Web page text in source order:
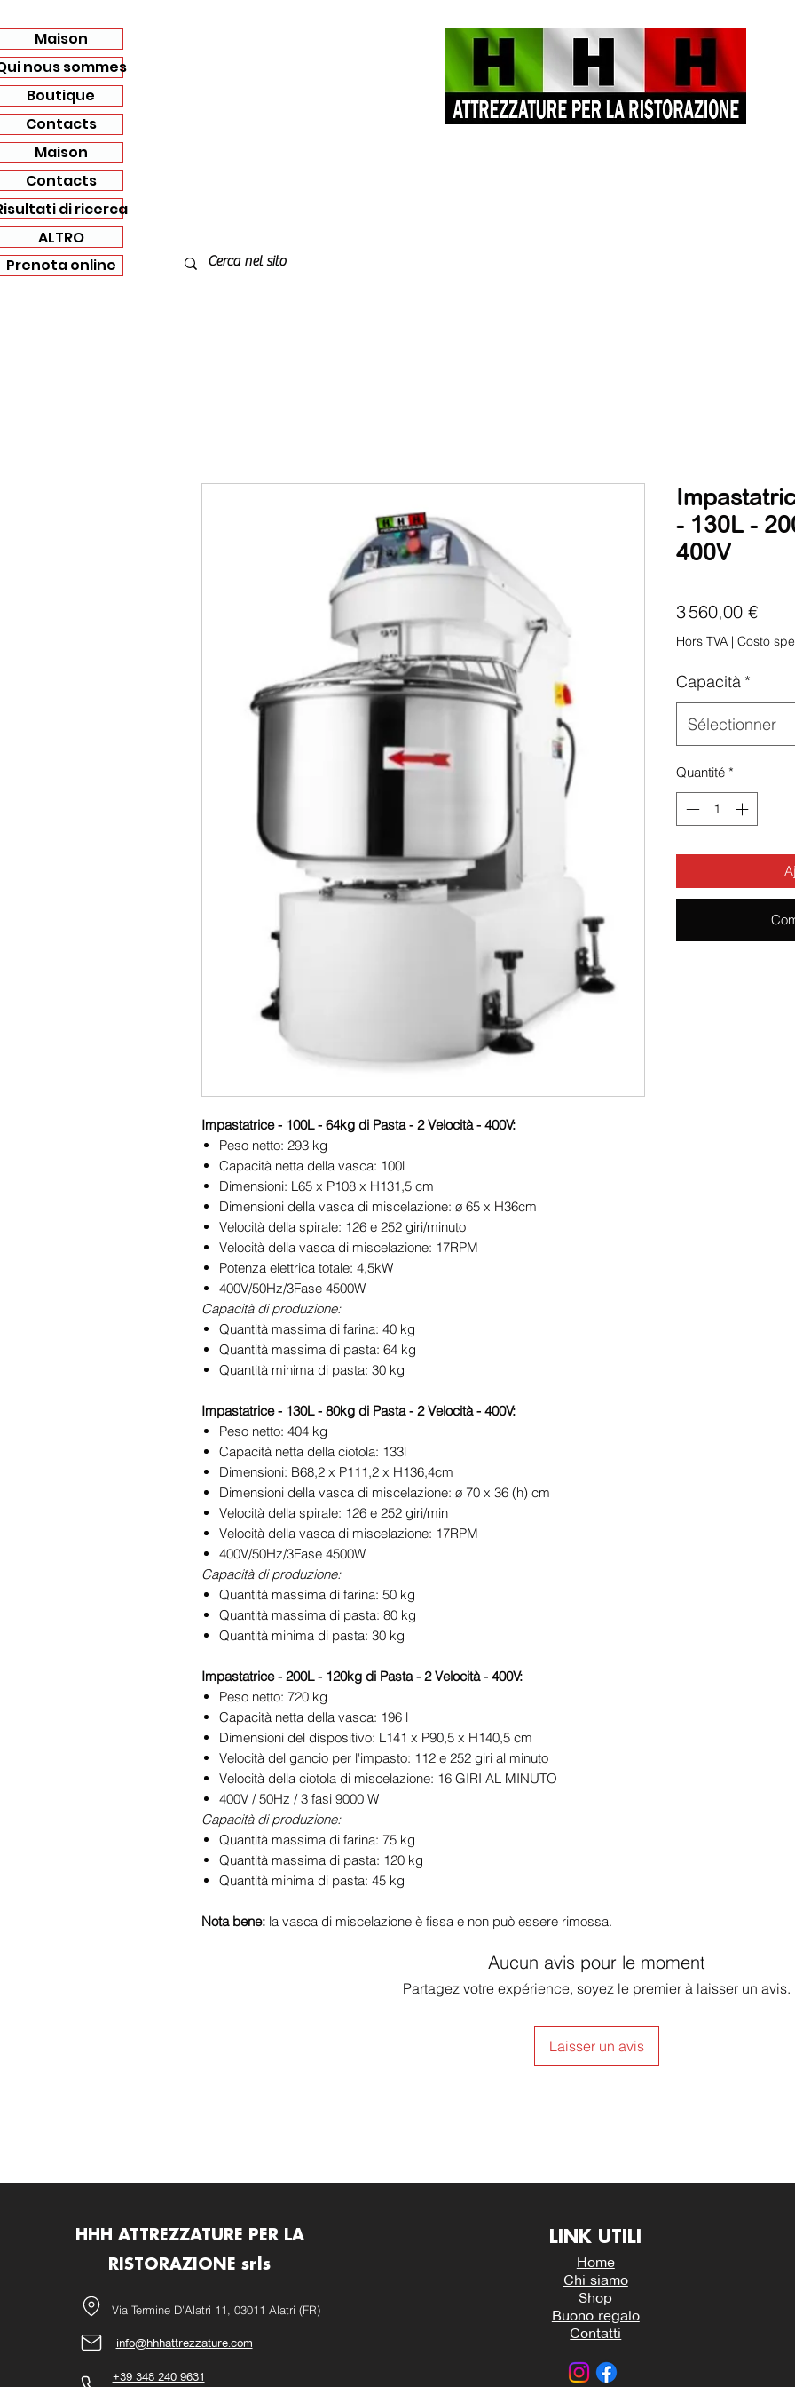
Maison
nous sommes
Boutique
Contacts
Maison
Contacts
di ricerca
ALTRO
Prenota online
Impastatrice - 100L - 64kg di Pasta - 2 Velocità - 400V:
Peso netto: 293 kg
Capacità netta della vasca: 100l
Dimensioni: L65 x P108 x H131,5 cm
Dimensioni della vasca di miscelazione: ø 65 x H36cm
Velocità della spirale: 126 e 252 giri/minuto
Velocità della vasca di miscelazione: 17RPM
Potenza elettrica totale: 4,5kW
400V/50Hz/3Fase 4500W
Capacità di produzione:
Quantità massima di farina: 40 kg
Quantità massima di pasta: 64 kg
Quantità minima di pasta: 30 kg
Impastatrice - 130L - 80kg di Pasta - 2 Velocità - 400V:
Peso netto: 404 kg
Capacità netta della ciotola: 133l
Dimensioni: B68,2 x P111,2 x H136,4cm
Dimensioni della vasca di miscelazione: ø 70 x 36 (h) cm
Velocità della spirale: 126 e 252 giri/min
Velocità della vasca di miscelazione: 17RPM
400V/50Hz/3Fase 4500W
Capacità di produzione:
Quantità massima di farina: 50 kg
Quantità massima di pasta: 80 kg
Quantità minima di pasta: 30 kg
Impastatrice - 200L - 120kg di Pasta - 2 Velocità - 400V:
Peso netto: 720 kg
Capacità netta della vasca: 196 l
Dimensioni del dispositivo: L141 x P90,5 x H140,5 cm
Velocità del gancio per l'impasto: 112 e 252 giri al minuto
Velocità della ciotola di miscelazione: 16 GIRI AL MINUTO
400V / 50Hz / 3 fasi 9000 W
Capacità di produzione:
Quantità massima di farina: 75 kg
Quantità massima di pasta: 120 kg
Quantità minima di pasta: 45 kg
Nota bene: la vasca di miscelazione è fissa e non può essere rimossa.
- 130L -
400V
3 560,00 €Prix
Hors TVA | Costo
Capacità *
Sélectionner
Quantité *
Aucun avis pour le moment
Partagez votre expérience, soyez le premier à laisser un avis.
Laisser un avis
HHH ATTREZZATURE PER LA
RISTORAZIONE srls
Via Termine D'Alatri 11, 03011 Alatri (FR)
info@hhhattrezzature.com
+39 348 240 9631
LINK UTILI
Home
Chi siamo
Shop
Buono regalo
Contatti